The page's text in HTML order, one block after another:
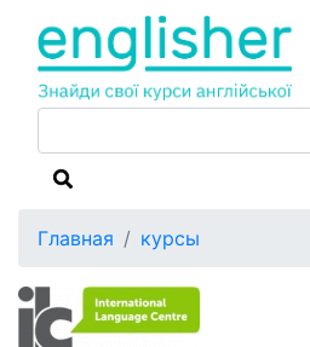
Главная курсы